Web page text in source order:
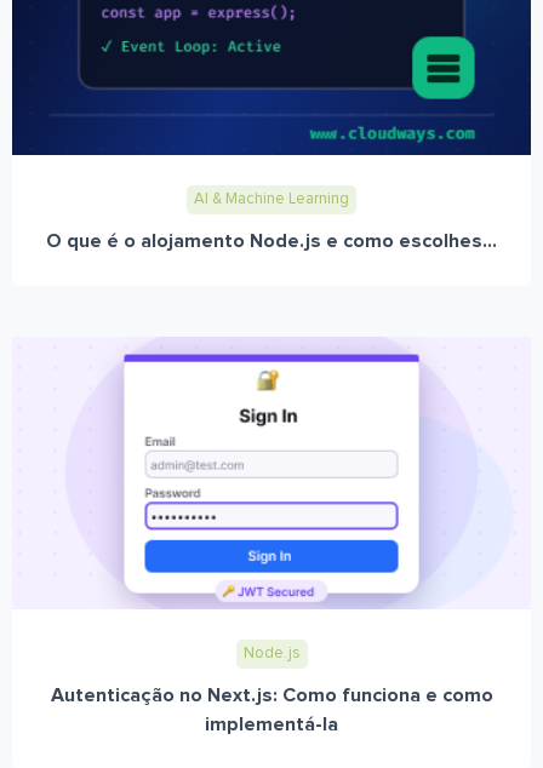
AI & Machine Learning
O que é o alojamento Node.js e como escolhes...
Node.js
Autenticação no Next.js: Como funciona e como
implementá-la